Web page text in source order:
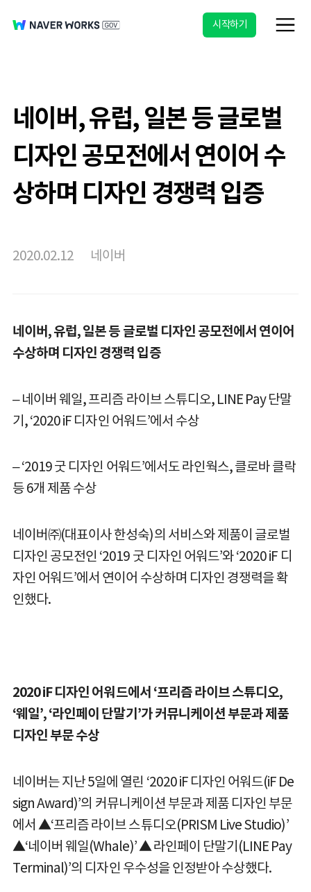
시작하기
네이버, 유럽, 일본 등 글로벌
디자인 공모전에서 연이어 수
상하며 디자인 경쟁력 입증
2020.02.12 네이버
네이버, 유럽, 일본 등 글로벌 디자인 공모전에서 연이어
수상하며 디자인 경쟁력 입증
– 네이버 웨일, 프리즘 라이브 스튜디오, LINE Pay 단말
기, ‘2020 iF 디자인 어워드’에서 수상
– ‘2019 굿 디자인 어워드’에서도 라인웍스, 클로바 클락
등 6개 제품 수상
네이버㈜(대표이사 한성숙)의 서비스와 제품이 글로벌
디자인 공모전인 ‘2019 굿 디자인 어워드’와 ‘2020 iF 디
자인 어워드’에서 연이어 수상하며 디자인 경쟁력을 확
인했다.
2020 iF 디자인 어워드에서 ‘프리즘 라이브 스튜디오,
‘웨일’, ‘라인페이 단말기’가 커뮤니케이션 부문과 제품
디자인 부문 수상
네이버는 지난 5일에 열린 ‘2020 iF 디자인 어워드(iF De
sign Award)’의 커뮤니케이션 부문과 제품 디자인 부문
에서 ▲‘프리즘 라이브 스튜디오(PRISM Live Studio)’
▲‘네이버 웨일(Whale)’ ▲ 라인페이 단말기(LINE Pay
Terminal)’의 디자인 우수성을 인정받아 수상했다.